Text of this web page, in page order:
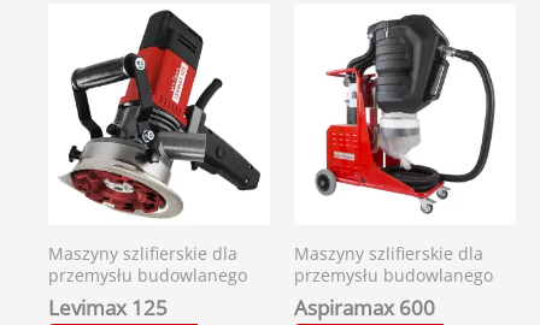
Maszyny szlifierskie dla
przemysłu budowlanego
Levimax 125
Maszyny szlifierskie dla
przemysłu budowlanego
Aspiramax 600